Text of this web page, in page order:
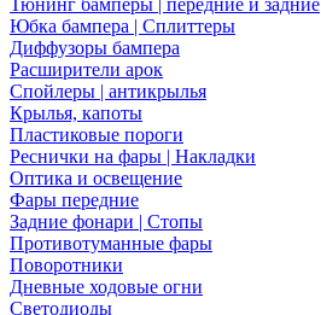
Тюнинг бамперы | передние и задние
Юбка бампера | Сплиттеры
Диффузоры бампера
Расширители арок
Спойлеры | антикрылья
Крылья, капоты
Пластиковые пороги
Реснички на фары | Накладки
Оптика и освещение
Фары передние
Задние фонари | Стопы
Противотуманные фары
Поворотники
Дневные ходовые огни
Светодиоды